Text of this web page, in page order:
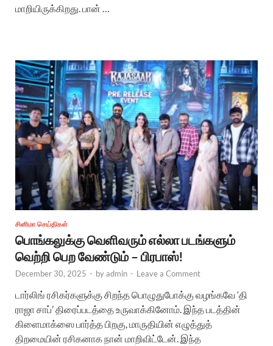
மாறியிருக்கிறது. பான் …
சினிமா செய்திகள்
பொங்கலுக்கு வெளிவரும் எல்லா படங்களும்
வெற்றி பெற வேண்டும் – பிரபாஸ்!
December 30, 2025 - byadmin - Leave a Comment
டார்லிங் ரசிகர்களுக்கு சிறந்த பொழுதுபோக்கு வழங்கவே ‘தி
ராஜா சாப்’ திரைப்படத்தை உருவாக்கினோம். இந்த படத்தின்
கிளைமாக்ஸை பார்த்த பிறகு, மாருதியின் எழுத்துத்
திறமையின் ரசிகனாக நான் மாறிவிட்டேன். இந்த